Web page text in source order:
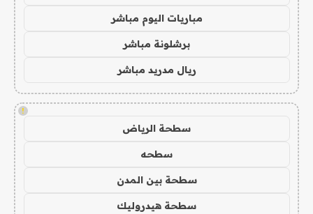
مباريات اليوم مباشر
برشلونة مباشر
ريال مدريد مباشر
!
سطحة الرياض
سطحه
سطحة بين المدن
سطحة هيدروليك